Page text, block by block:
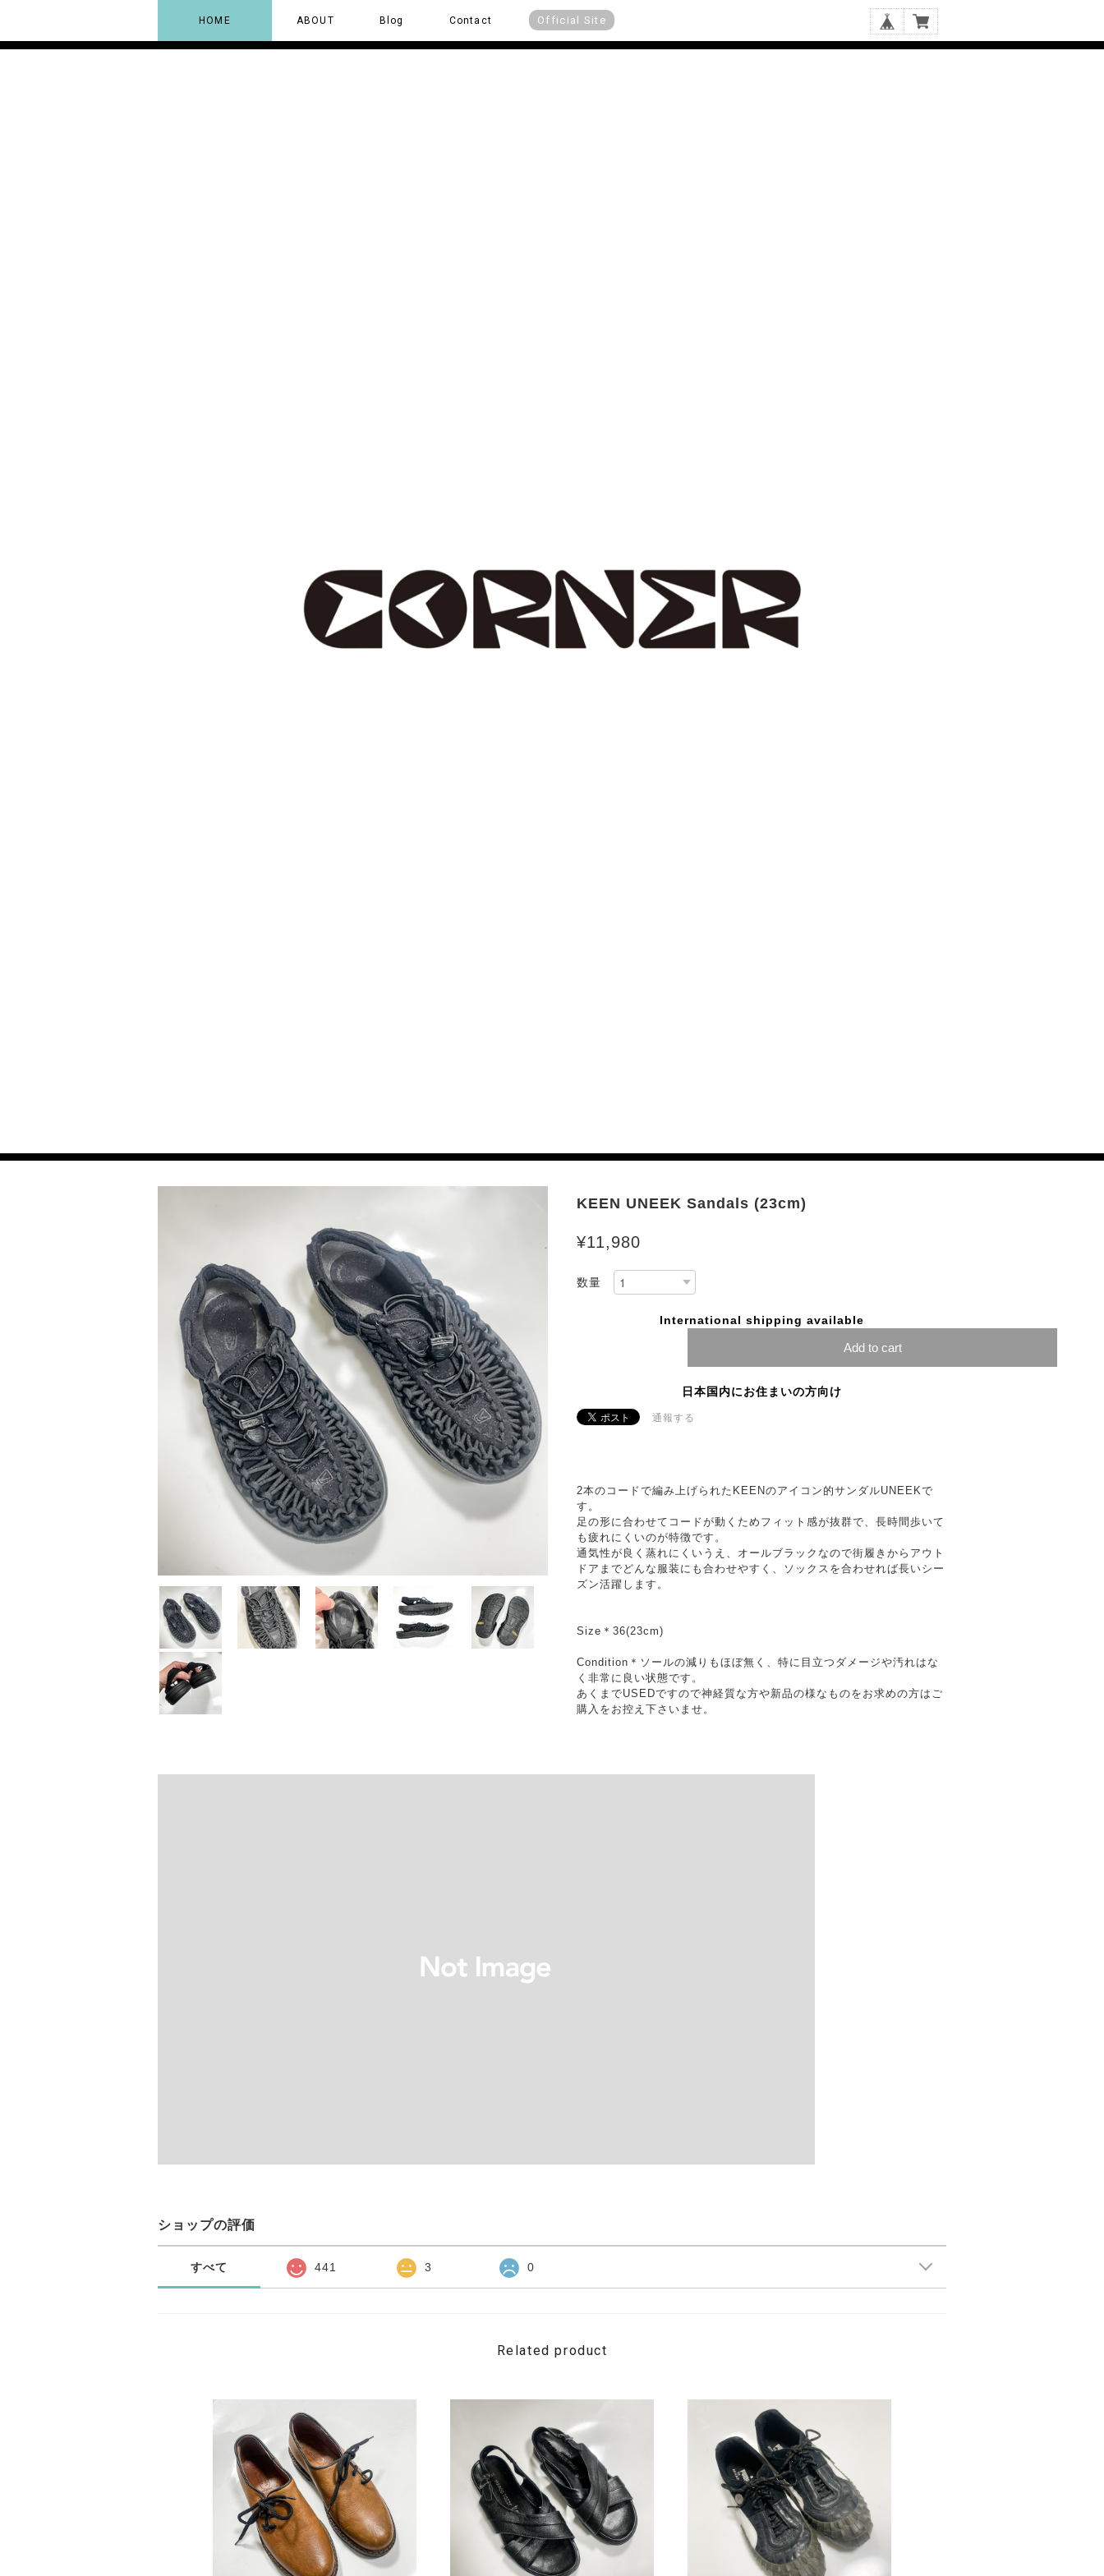
HOME ABOUT Blog Contact Official Site
KEEN UNEEK Sandals (23cm)
¥11,980
数量
International shipping available
Add to cart
日本国内にお住まいの方向け
通報する
2本のコードで編み上げられたKEENのアイコン的サンダルUNEEKで
す。
足の形に合わせてコードが動くためフィット感が抜群で、長時間歩いて
も疲れにくいのが特徴です。
通気性が良く蒸れにくいうえ、オールブラックなので街履きからアウト
ドアまでどんな服装にも合わせやすく、ソックスを合わせれば長いシー
ズン活躍します。
Size＊36(23cm)
Condition＊ソールの減りもほぼ無く、特に目立つダメージや汚れはな
く非常に良い状態です。
あくまでUSEDですので神経質な方や新品の様なものをお求めの方はご
購入をお控え下さいませ。
ショップの評価
すべて 441 3 0
Related product